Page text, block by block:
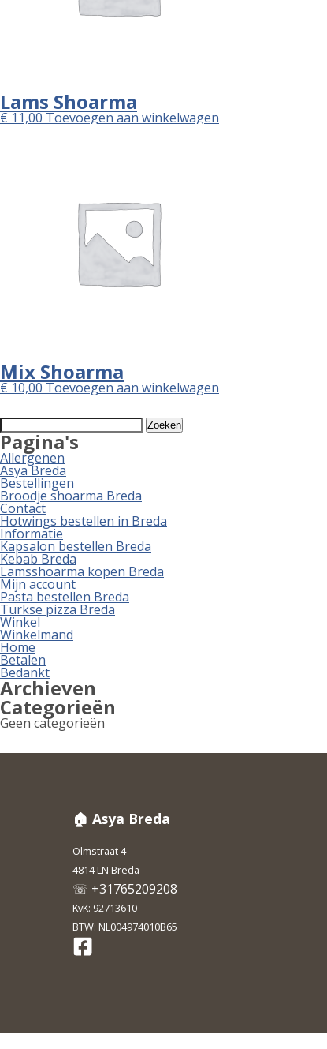
Lams Shoarma
€11,00Toevoegen aan winkelwagen
Mix Shoarma
€10,00Toevoegen aan winkelwagen
Zoeken
naar:
Pagina's
Allergenen
Asya Breda
Bestellingen
Broodje shoarma Breda
Contact
Hotwings bestellen in Breda
Informatie
Kapsalon bestellen Breda
Kebab Breda
Lamsshoarma kopen Breda
Mijn account
Pasta bestellen Breda
Turkse pizza Breda
Winkel
Winkelmand
Home
Betalen
Bedankt
Archieven
Categorieën
Geen categorieën
🏠 Asya Breda
Olmstraat 4
4814 LN Breda
☏ +31765209208
KvK: 92713610
BTW: NL004974010B65